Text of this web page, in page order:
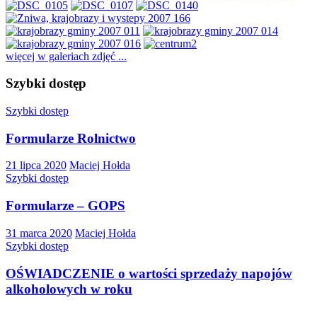
więcej w galeriach zdjęć ...
Szybki dostęp
Szybki dostęp
Formularze Rolnictwo
21 lipca 2020 Maciej Hołda
Szybki dostęp
Formularze – GOPS
31 marca 2020 Maciej Hołda
Szybki dostęp
OŚWIADCZENIE o wartości sprzedaży napojów
alkoholowych w roku